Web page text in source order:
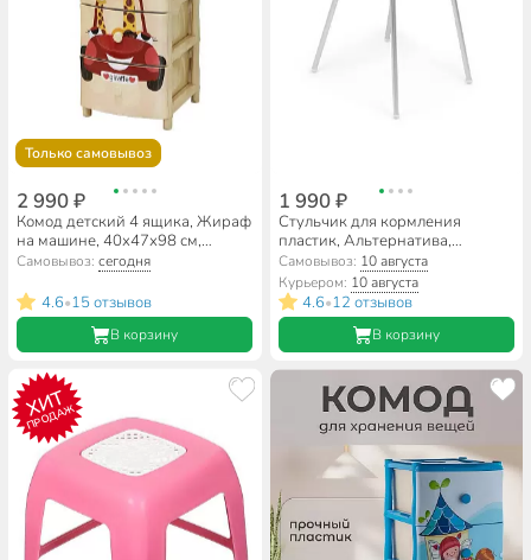
Только самовывоз
2 990 ₽
Комод детский 4 ящика, Жираф
на машине, 40х47х98 см,
Элластик-Пласт
Самовывоз:сегодня
4.6•15 отзывов
В корзину
1 990 ₽
Стульчик для кормления
пластик, Альтернатива,
61.5х51х91 см, бежевые,
М8324
Самовывоз: 10 августа
Курьером: 10 августа
4.6•12 отзывов
В корзину
ХИТ
ПРОДАЖ